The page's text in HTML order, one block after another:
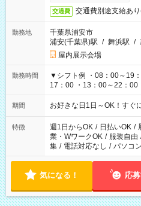
交通費 交通費別途支給あ
勤務地
千葉県浦安市
浦安(千葉県)駅 / 舞浜駅 /
屋内展示会場
勤務時間
▼シフト例 ・08：00～19
17：00 ・13：00～22：00 ・16：
仕事により勤務時間が異な
期間 お好きな日1日～OK！す
特徴 週1日からOK / 日払いOK /
業・WワークOK / 服装自由
集 / 電話対応なし / パソコ
気になる！ 応